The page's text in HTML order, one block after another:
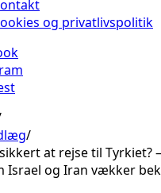
og privatlivspolitik
at rejse til Tyrkiet?
Israel og Iran vækker